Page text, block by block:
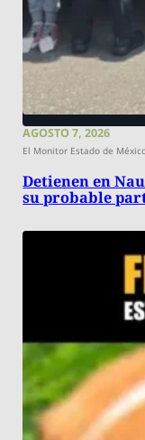
AGOSTO 7, 2026
El Monitor Estado de
Detienen en
su probable